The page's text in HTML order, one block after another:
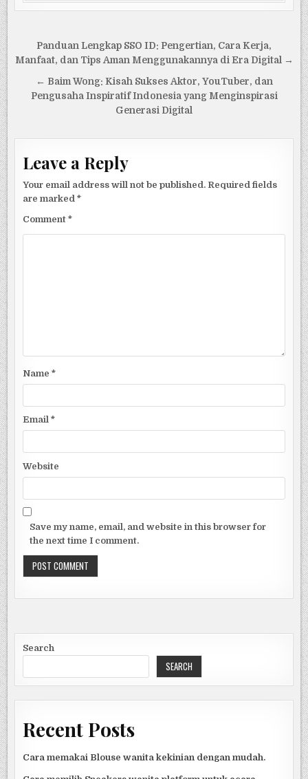
Post
navigation
Panduan Lengkap SSO ID: Pengertian, Cara Kerja,
Manfaat, dan Tips Aman Menggunakannya di Era Digital →
← Baim Wong: Kisah Sukses Aktor, YouTuber, dan
Pengusaha Inspiratif Indonesia yang Menginspirasi
Generasi Digital
Leave a Reply
Your email address will not be published. Required fields
are marked*
Comment*
Name*
Email*
Website
Save my name, email, and website in this browser for
the next time I comment.
Search
SEARCH
Recent Posts
Cara memakai Blouse wanita kekinian dengan mudah.